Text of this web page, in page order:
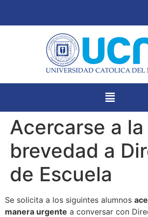
Acercarse a la
brevedad a
de Escuela
Se solicita a los siguintes alumnos
manera urgente a conversar con